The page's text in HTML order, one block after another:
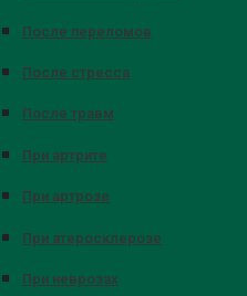
После переломов
После стресса
После травм
При артрите
При артрозе
При атеросклерозе
При неврозах